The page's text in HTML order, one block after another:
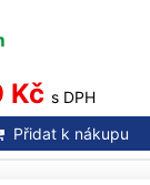
Kč s DPH
Přidat k nákupu